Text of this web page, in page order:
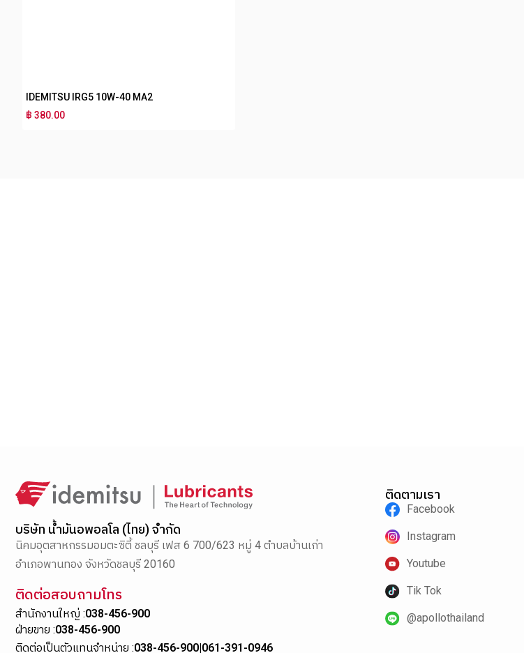
IDEMITSU IRG5 10W-40 MA2
฿ 380.00
บริษัท น้ำมันอพอลโล (ไทย) จำกัด
นิคมอุตสาหกรรมอมตะซิตี้ ชลบุรี เฟส 6 700/623 หมู่ 4 ตำบลบ้านเก่า
อำเภอพานทอง จังหวัดชลบุรี 20160
ติดต่อสอบถามโทร
สำนักงานใหญ่ :038-456-900
ฝ่ายขาย :038-456-900
ติดต่อเป็นตัวแทนจำหน่าย :038-456-900|061-391-0946
ติดตามเรา
Facebook
Instagram
Youtube
Tik Tok
@apollothailand